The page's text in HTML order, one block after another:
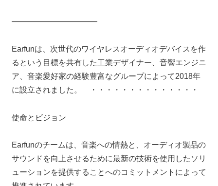
―――――――――――
Earfunは、次世代のワイヤレスオーディオデバイスを作
るという目標を共有した工業デザイナー、音響エンジニ
ア、音楽愛好家の経験豊富なグループによって2018年
に設立されました。 ・・・・・・・・・・・・・・
使命とビジョン
Earfunのチームは、音楽への情熱と、オーディオ製品の
サウンドを向上させるために最新の技術を使用したソリ
ューションを提供することへのコミットメントによって